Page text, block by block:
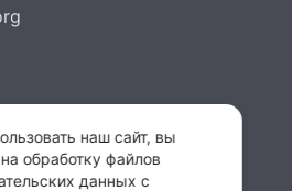
дни
оставить сообщение на
наш сайт, вы
обработку файлов
данных с